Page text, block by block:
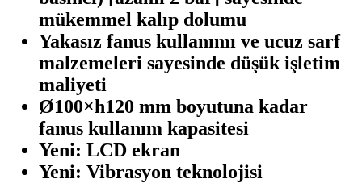
mükemmel kalıp dolumu
Yakasız fanus kullanımı ve ucuz sarf
malzemeleri sayesinde düşük işletim
maliyeti
Ø100×h120 mm boyutuna kadar
fanus kullanım kapasitesi
Yeni: LCD ekran
Yeni: Vibrasyon teknolojisi